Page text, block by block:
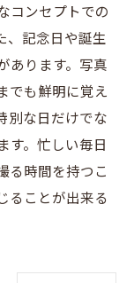
コンセプトでの
、記念日や誕生
あります。写真
でも鮮明に覚え
別な日だけでな
す。忙しい毎日
る時間を持つこ
ることが出来る